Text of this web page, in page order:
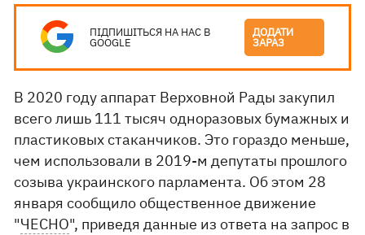
ПІДПИШІТЬСЯ НА НАС В
GOOGLE
ДОДАТИ
ЗАРАЗ
В 2020 году аппарат Верховной Рады закупил
всего лишь 111 тысяч одноразовых бумажных и
пластиковых стаканчиков. Это гораздо меньше,
чем использовали в 2019-м депутаты прошлого
созыва украинского парламента. Об этом 28
января сообщило общественное движение
"ЧЕСНО", приведя данные из ответа на запрос в